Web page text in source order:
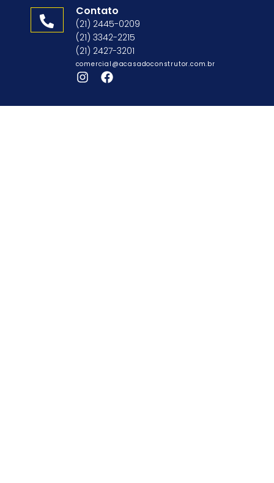
Contato
(21) 2445-0209
(21) 3342-2215
(21) 2427-3201
comercial@acasadoconstrutor.com.br